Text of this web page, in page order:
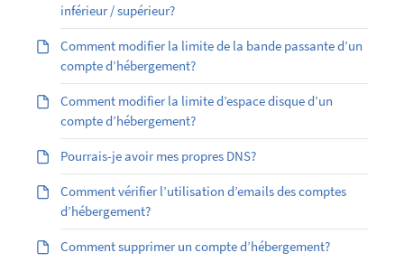
inférieur / supérieur?
Comment modifier la limite de la bande passante d’un
compte d’hébergement?
Comment modifier la limite d’espace disque d’un
compte d’hébergement?
Pourrais-je avoir mes propres DNS?
Comment vérifier l’utilisation d’emails des comptes
d’hébergement?
Comment supprimer un compte d’hébergement?